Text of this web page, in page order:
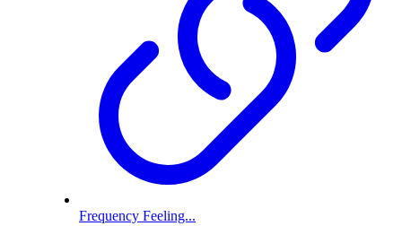
Frequency Feeling...